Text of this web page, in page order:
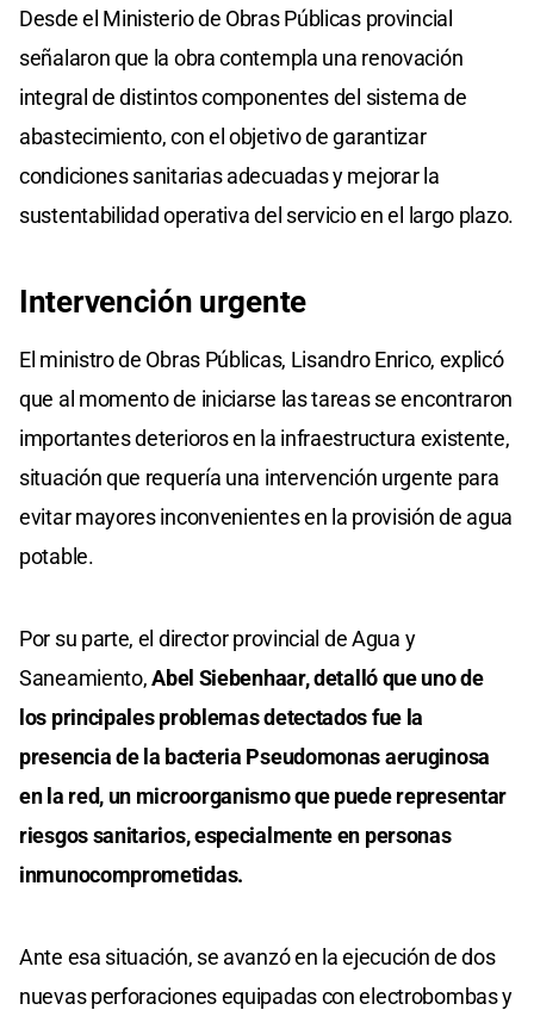
Desde el Ministerio de Obras Públicas provincial
señalaron que la obra contempla una renovación
integral de distintos componentes del sistema de
abastecimiento, con el objetivo de garantizar
condiciones sanitarias adecuadas y mejorar la
sustentabilidad operativa del servicio en el largo plazo.
Intervención urgente
El ministro de Obras Públicas, Lisandro Enrico, explicó
que al momento de iniciarse las tareas se encontraron
importantes deterioros en la infraestructura existente,
situación que requería una intervención urgente para
evitar mayores inconvenientes en la provisión de agua
potable.
Por su parte, el director provincial de Agua y
Saneamiento,Abel Siebenhaar, detalló que uno de
los principales problemas detectados fue la
presencia de la bacteria Pseudomonas aeruginosa
en la red, un microorganismo que puede representar
riesgos sanitarios, especialmente en personas
inmunocomprometidas.
Ante esa situación, se avanzó en la ejecución de dos
nuevas perforaciones equipadas con electrobombas y